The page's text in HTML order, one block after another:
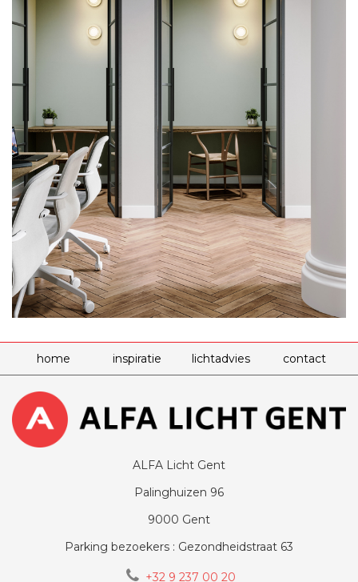
home inspiratie lichtadvies contact
ALFA Licht Gent
Palinghuizen 96
9000 Gent
Parking bezoekers : Gezondheidstraat 63
+32 9 237 00 20